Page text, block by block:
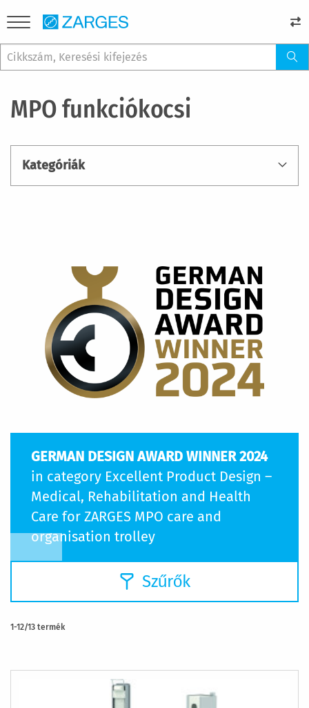
MPO funkciókocsi
GERMAN DESIGN AWARD WINNER 2024
in category Excellent Product Design –
Medical, Rehabilitation and Health
Care for ZARGES MPO care and
organisation trolley
Szűrők
1-12/13 termék
Kategóriák